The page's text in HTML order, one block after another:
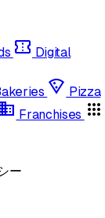
confirmation_number Digital
local_pizza Pizza
Franchises apps
ー